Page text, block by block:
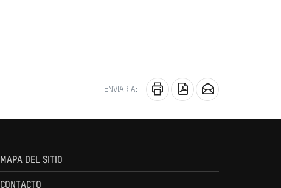
ENVIAR A:
MAPA DEL SITIO
CONTACTO